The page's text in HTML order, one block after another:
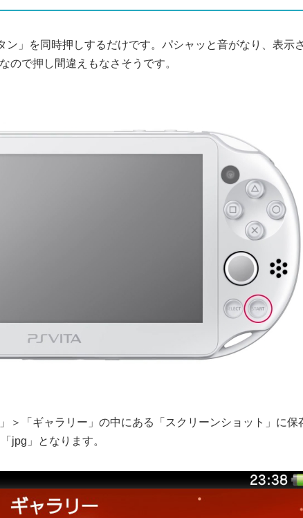
」を同時押しするだけです。パシャッと音がなり、表示
ので押し間違えもなさそうです。
＞「ギャラリー」の中にある「スクリーンショット」に保
jpg」となります。